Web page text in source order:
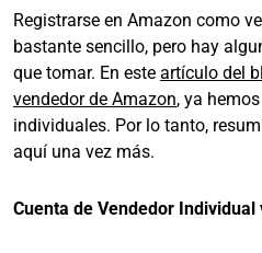
Registrarse en Amazon como
bastante sencillo, pero hay
que tomar. En este artículo del
vendedor de Amazon, ya
individuales. Por lo tanto,
aquí una vez más.
Cuenta de Vendedor